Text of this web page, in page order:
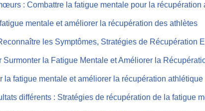
: Combattre la fatigue mentale pour la récupération
mentale et améliorer la récupération des athlètes
les Symptômes, Stratégies de Récupération
la Fatigue Mentale et Améliorer la
la fatigue mentale et améliorer la récupération athlétique
différents : Stratégies de récupération de la fatigue